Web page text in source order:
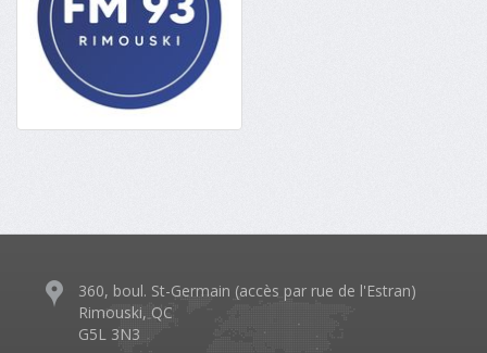
360, boul. St-Germain (accès par rue de l'Estran)
Rimouski, QC
G5L 3N3